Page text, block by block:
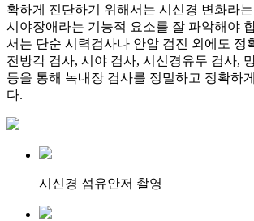
확하게 진단하기 위해서는 시신경 변화라
시야장애라는 기능적 요소를 잘 파악해야
서는 단순 시력검사나 안압 검진 외에도 정
전방각 검사, 시야 검사, 시신경유두 검사,
등을 통해 녹내장 검사를 정밀하고 정확하
다.
시신경 섬유안저 촬영